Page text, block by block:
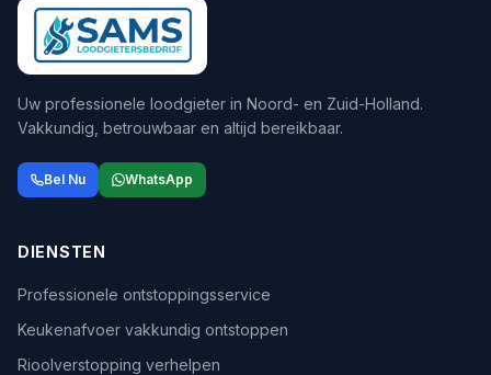
Uw professionele loodgieter in Noord- en Zuid-Holland.
Vakkundig, betrouwbaar en altijd bereikbaar.
Bel Nu WhatsApp
DIENSTEN
Professionele ontstoppingsservice
Keukenafvoer vakkundig ontstoppen
Rioolverstopping verhelpen